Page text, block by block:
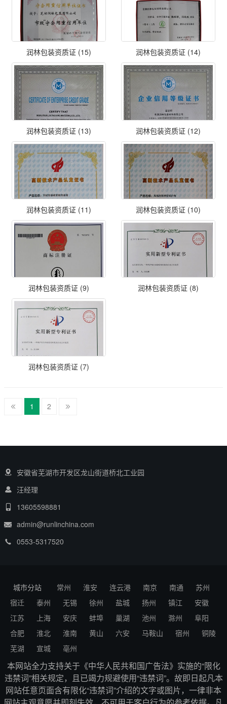
润林包装资质证 (15) 润林包装资质证 (14)
润林包装资质证 (13) 润林包装资质证 (12)
润林包装资质证 (11) 润林包装资质证 (10)
润林包装资质证 (9) 润林包装资质证 (8)
润林包装资质证 (7)
1 2
安徽省芜湖市开发区龙山街道桥北工业园
汪经理
13605598881
admin@runlinchina.com
0553-5317520
城市分站 常州 淮安 连云港 南京 南通
苏州
宿迁
泰州 无锡 徐州 盐城 扬州 镇江
安徽
江苏
上海 安庆 蚌埠 巢湖 池州 滁州
阜阳
合肥
淮北 淮南 黄山 六安 马鞍山 宿州
铜陵
芜湖
宣城 亳州
本网站全力支持关于《中华人民共和国广告法》实施的“限化
违禁词”相关规定，且已竭力规避使用“违禁词”。故即日起凡本
网站任意页面含有限化“违禁词”介绍的文字或图片，一律非本